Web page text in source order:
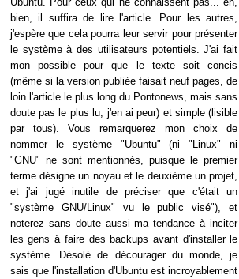
bien, il suffira de lire l'article. Pour les autres,
j'espère que cela pourra leur servir pour présenter
le système à des utilisateurs potentiels. J'ai fait
mon possible pour que le texte soit concis
(même si la version publiée faisait neuf pages, de
loin l'article le plus long du Pontonews, mais sans
doute pas le plus lu, j'en ai peur) et simple (lisible
par tous). Vous remarquerez mon choix de
nommer le système "Ubuntu" (ni "Linux" ni
"GNU" ne sont mentionnés, puisque le premier
terme désigne un noyau et le deuxième un projet,
et j'ai jugé inutile de préciser que c'était un
"système GNU/Linux" vu le public visé"), et
noterez sans doute aussi ma tendance à inciter
les gens à faire des backups avant d'installer le
système. Désolé de décourager du monde, je
sais que l'installation d'Ubuntu est incroyablement